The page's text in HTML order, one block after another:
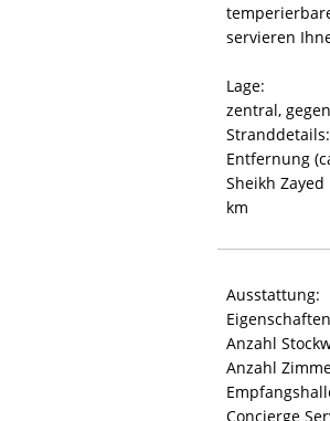
servieren
Lage:
zentral,
Entfernung
Sheikh
km
Ausstattung:
Anzahl
Anzahl
Concierge